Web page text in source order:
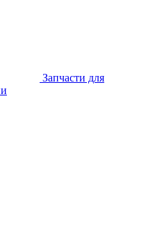
Запчасти для